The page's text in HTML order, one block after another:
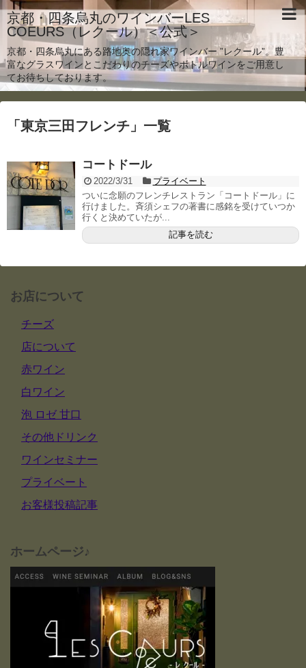
京都・四条烏丸のワインバーLES
COEURS（レクール）＜公式＞
京都・四条烏丸にある路地奥の隠れ家ワインバー ”レクール”。豊
富なグラスワインとこだわりのチーズやボトルワインをご用意し
てお待ちしております。
「 東京三田フレンチ 」 一覧
コートドール
2022/3/31
プライベート
ついに念願のフレンチレストラン「コートドール」に
行けました。斉須シェフの著書に感銘を受けていつか
行くと決めていたが...
記事を読む
お店について
チーズ
店について
赤ワイン
白ワイン
泡 ロゼ 甘口
その他ドリンク
ワインセミナー
プライベート
お客様投稿記事
ホームページ♪